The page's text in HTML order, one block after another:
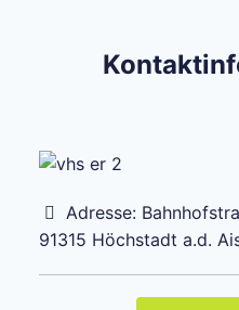
Adresse:
91315 Höchstadt a.d.